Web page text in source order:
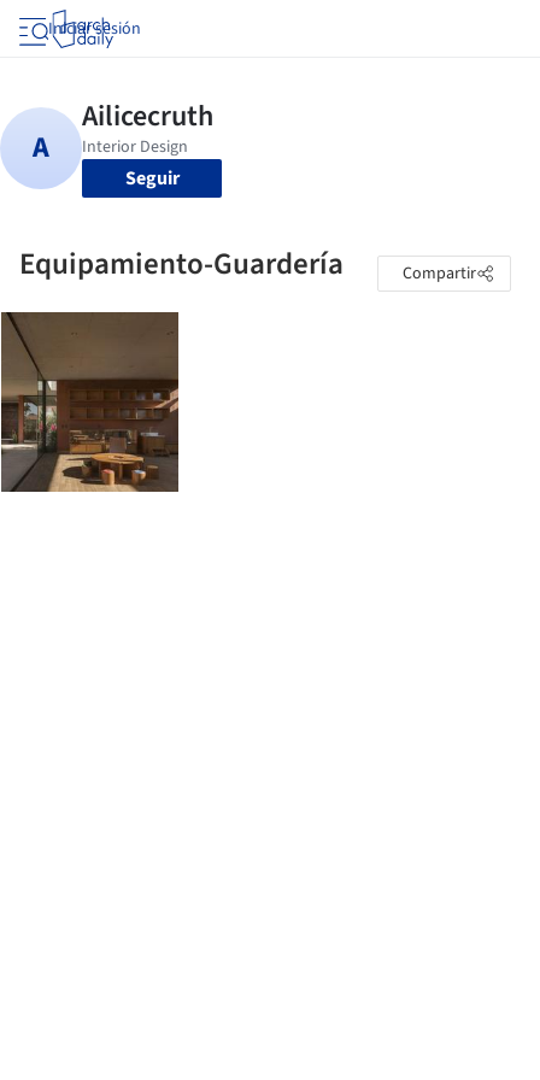
Iniciar sesión
Seguir
Equipamiento-Guardería Compartir